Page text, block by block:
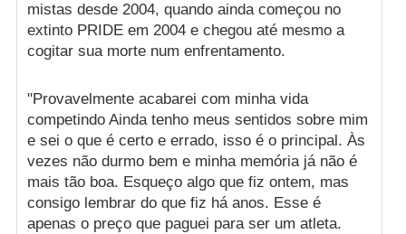
mistas desde 2004, quando ainda começou no
extinto PRIDE em 2004 e chegou até mesmo a
cogitar sua morte num enfrentamento.
"Provavelmente acabarei com minha vida
competindo Ainda tenho meus sentidos sobre mim
e sei o que é certo e errado, isso é o principal. Às
vezes não durmo bem e minha memória já não é
mais tão boa. Esqueço algo que fiz ontem, mas
consigo lembrar do que fiz há anos. Esse é
apenas o preço que paguei para ser um atleta.